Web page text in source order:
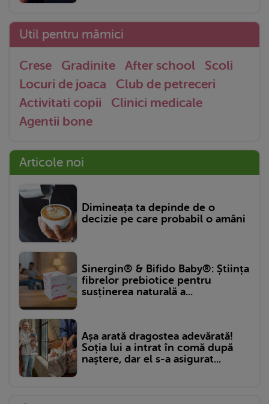
Util pentru mămici
Crese Gradinite After school
Scoli
Locuri de joaca
Club de petreceri
Activitati copii
Clinici medicale
Agentii bone
Articole noi
Dimineața ta depinde de o
decizie pe care probabil o amâni
Sinergin® & Bifido Baby®: Știința
fibrelor prebiotice pentru
susținerea naturală a...
Așa arată dragostea adevărată!
Soția lui a intrat în comă după
naștere, dar el s-a asigurat...